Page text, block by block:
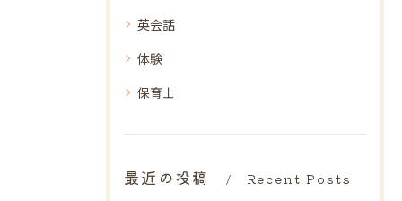
英会話
体験
保育士
最近の投稿 Recent Posts